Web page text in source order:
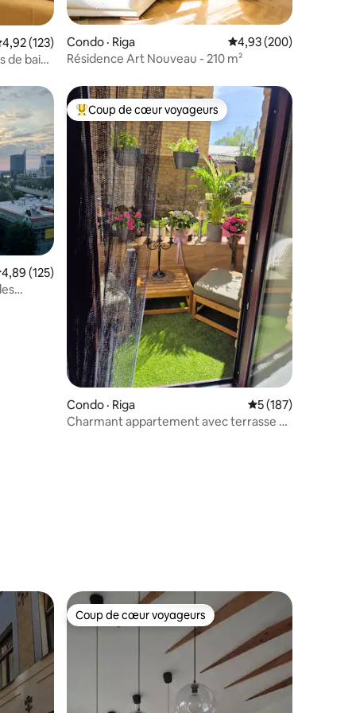
moyenne de 4,92 sur 5, 123 commentaires
4,92 (123)
de bain,
Condo · Riga Note moyenne de
4,93 (200)
Résidence Art Nouveau - 210 m²
moyenne de 4,89 sur 5, 125 commentaires
4,89 (125)
Coup de cœur voyageurs parmi les plus aimés
Coup de cœur voyageurs
Condo · Riga Note moyenne de
5 (187)
Charmant appartement avec terrasse et
plus aimésCoup de cœur voyageurs
Coup de cœur voyageurs